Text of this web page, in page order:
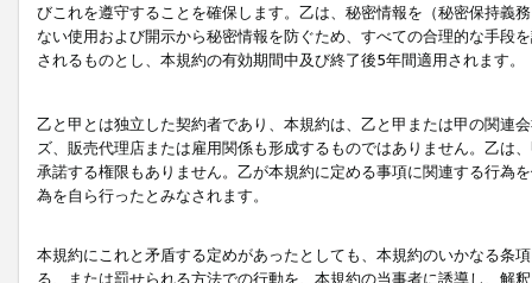
びこれを遵守することを確保します。乙は、秘密情報を（秘密保持義
ない使用および開示から秘密情報を防ぐため、すべての合理的な手段
されるものとし、本規約の有効期間中及び終了後5年間適用されます。
乙と甲とは独立した契約者であり、本規約は、乙と甲または甲の関連
ズ、販売代理店または雇用関係も形成するものではありません。乙は
承諾する権限もありません。乙が本規約に定める事項に関連する行為
為を自ら行ったとみなされます。
本規約にこれと矛盾する定めがあったとしても、本規約のいかなる条
る、または罰せられる方法での行動を、本規約の当事者に誘導し、解